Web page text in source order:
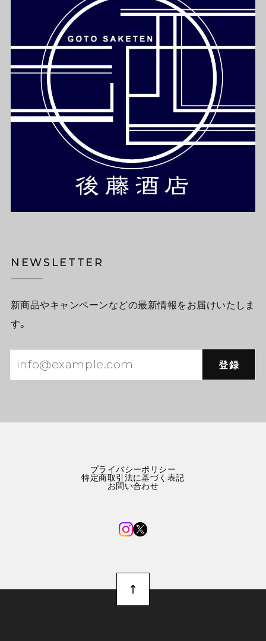
NEWSLETTER
新商品やキャンペーンなどの最新情報をお届けいたしま
す。
登録
プライバシーポリシー
特定商取引法に基づく表記
お問い合わせ